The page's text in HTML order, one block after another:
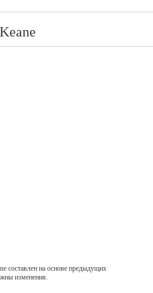
составлен на основе предыдущих
изменения.